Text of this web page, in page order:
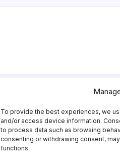
To provide the best experiences, we
and/or access device information.
to process data such as browsing
consenting or withdrawing consent,
functions.